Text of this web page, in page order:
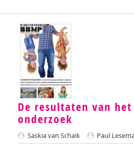
Maria Hetty van den Berg
Remco van den Berg
Brenda Berns
Annemiek van Beurden
Anne Bijsterbosch
Joyce Blauwhoff
Mascha Boelaars
De resultaten van het
onderzoek
Saskia van Schaik Paul